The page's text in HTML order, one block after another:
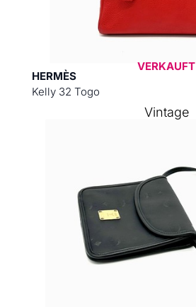
HERMÈS
Kelly 32 Togo
VERKAUFT
Vintage